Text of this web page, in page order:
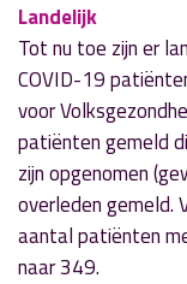
Landelijk
Tot nu toe zijn er
COVID-19
voor
patiënten gemeld
zijn opgenomen
overleden gemeld.
aantal patiënten
naar 349.